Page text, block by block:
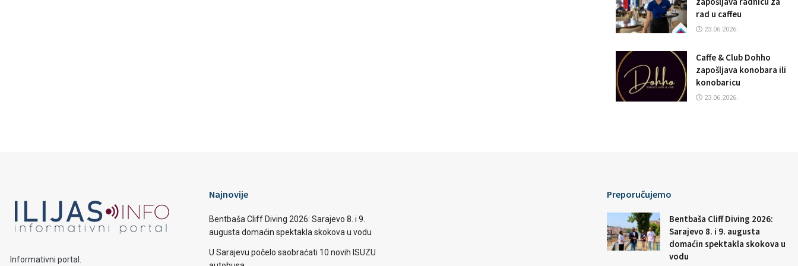
rad u caffeu
23.06.2026.
Caffe & Club Dohho
zapošljava konobara ili
konobaricu
23.06.2026.
Informativni portal.
Najnovije
Bentbaša Cliff Diving 2026: Sarajevo 8. i 9.
augusta domaćin spektakla skokova u vodu
U Sarajevu počelo saobraćati 10 novih ISUZU
Preporučujemo
Bentbaša Cliff Diving 2026:
Sarajevo 8. i 9. augusta
domaćin spektakla skokova u
vodu